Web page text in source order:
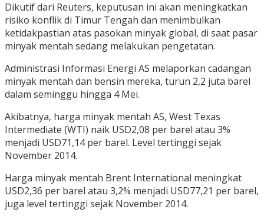
Dikutif dari Reuters, keputusan ini akan meningkatkan
risiko konflik di Timur Tengah dan menimbulkan
ketidakpastian atas pasokan minyak global, di saat pasar
minyak mentah sedang melakukan pengetatan.
Administrasi Informasi Energi AS melaporkan cadangan
minyak mentah dan bensin mereka, turun 2,2 juta barel
dalam seminggu hingga 4 Mei.
Akibatnya, harga minyak mentah AS, West Texas
Intermediate (WTI) naik USD2,08 per barel atau 3%
menjadi USD71,14 per barel. Level tertinggi sejak
November 2014.
Harga minyak mentah Brent International meningkat
USD2,36 per barel atau 3,2% menjadi USD77,21 per barel,
juga level tertinggi sejak November 2014.